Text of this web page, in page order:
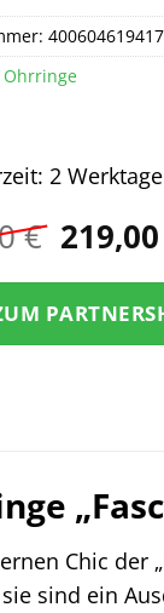
€
Preis
war:
219,00
2 Werktage
Ohrringe
Chic der
sind ein